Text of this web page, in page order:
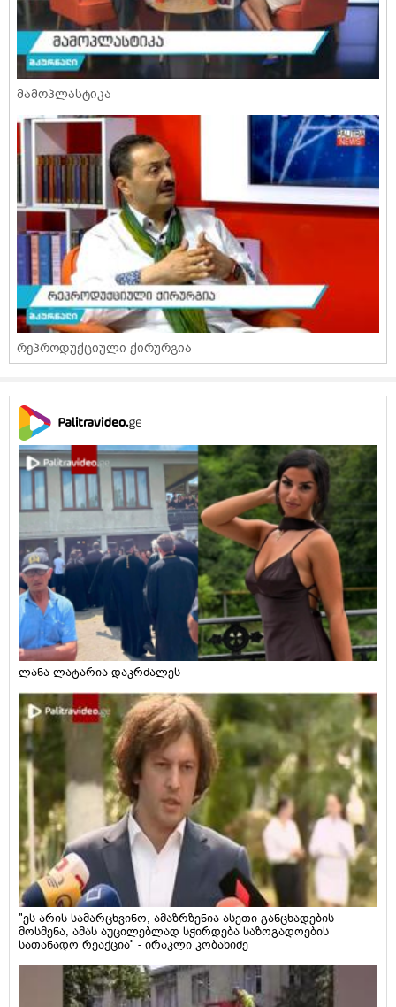
მამოპლასტიკა
რეპროდუქციული ქირურგია
ლანა ლატარია დაკრძალეს
"ეს არის სამარცხვინო, ამაზრზენია ასეთი განცხადების
მოსმენა, ამას აუცილებლად სჭირდება საზოგადოების
სათანადო რეაქცია" - ირაკლი კობახიძე